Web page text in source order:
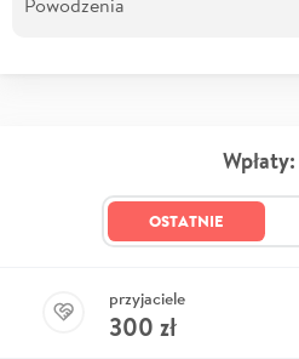
Wpłaty:
OSTATNIE
przyjaciele
300 zł